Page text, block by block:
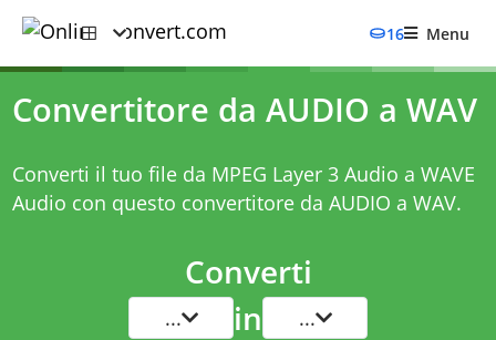
16 Menu
Convertitore da AUDIO a WAV
Converti il tuo file da MPEG Layer 3 Audio a WAVE
Audio con questo convertitore da AUDIO a WAV.
Converti
... in ...